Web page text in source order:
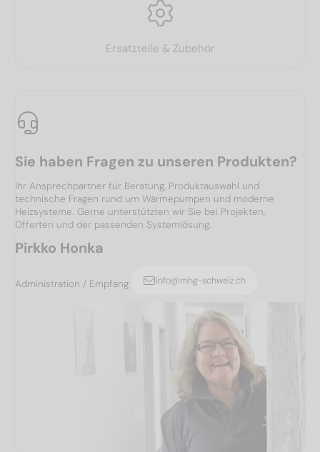
Ersatzteile & Zubehör
Sie haben Fragen zu unseren Produkten?
Ihr Ansprechpartner für Beratung, Produktauswahl und
technische Fragen rund um Wärmepumpen und moderne
Heizsysteme. Gerne unterstützten wir Sie bei Projekten,
Offerten und der passenden Systemlösung.
Pirkko Honka
Administration / Empfang info@mhg-schweiz.ch